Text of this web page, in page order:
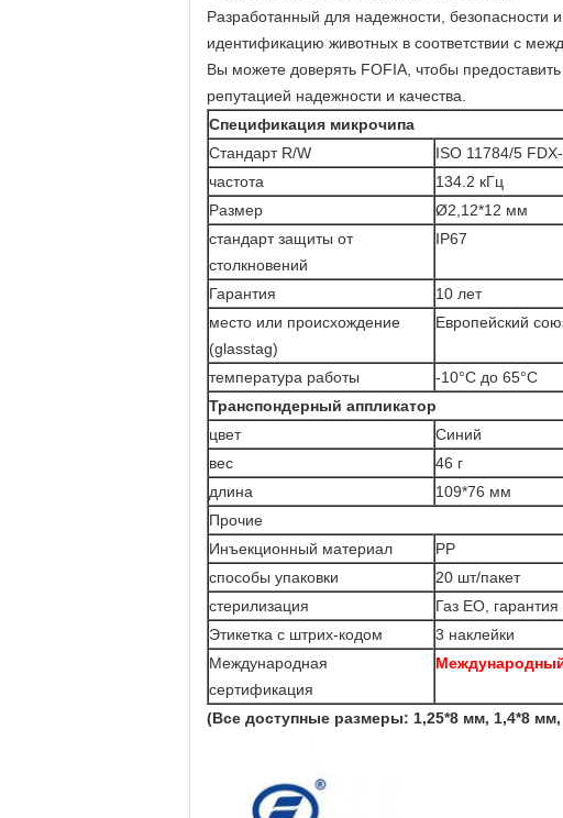
Разработанный для надежности,
идентификацию животных в соответствии с
Вы можете доверять FOFIA, чтобы
репутацией надежности и качества.
Спецификация микрочипа
Стандарт R/W
ISO 11784/5
частота
134.2 кГц
Размер
Ø2,12*12 мм
стандарт защиты от
столкновений
IP67
Гарантия
10 лет
место или происхождение
(glasstag)
Европейский
температура работы
-10°C до 65°C
Транспондерный аппликатор
цвет
Синий
вес
46 г
длина
109*76 мм
Прочие
Инъекционный материал
PP
способы упаковки
20 шт/пакет
стерилизация
Газ EO,
Этикетка с штрих-кодом
3 наклейки
Международная
сертификация
(Все доступные размеры: 1,25*8 мм, 1,4*8